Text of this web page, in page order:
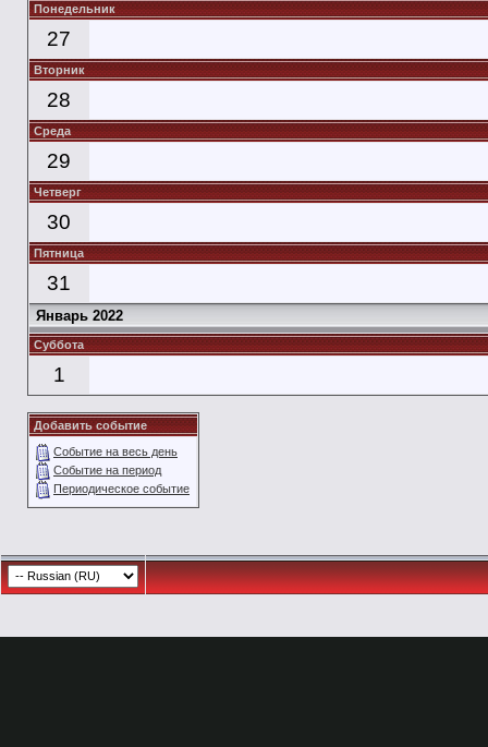
Понедельник
27
Вторник
28
Среда
29
Четверг
30
Пятница
31
Январь 2022
Суббота
1
Добавить событие
Событие на весь день
Событие на период
Периодическое событие